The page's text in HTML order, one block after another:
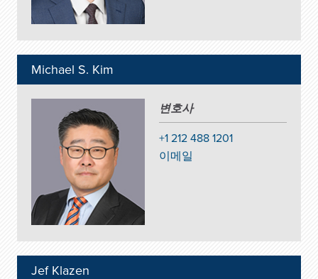
Michael S. Kim
변호사
+1 212 488 1201
이메일
Jef Klazen